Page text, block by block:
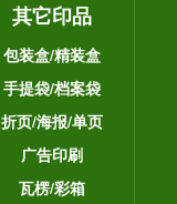
其它印品
包装盒/精装盒
手提袋/档案袋
折页/海报/单页
广告印刷
瓦楞/彩箱